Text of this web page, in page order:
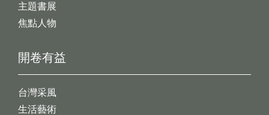
開卷有益
台灣采風
生活藝術
主題書展
焦點人物